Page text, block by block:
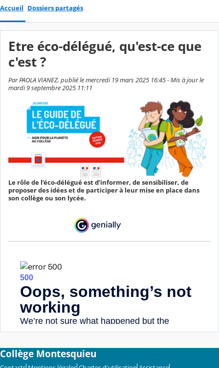
Accueil Dossiers partagés
Etre éco-délégué, qu'est-ce que
c'est ?
Par PAOLA VIANEZ, publié le mercredi 19 mars 2025 16:45 - Mis à jour le
mardi 9 septembre 2025 11:11
Le rôle de l’éco-délégué est d’informer, de sensibiliser, de
proposer des idées et de participer à leur mise en place dans
son collège ou son lycée.
Collège Montesquieu